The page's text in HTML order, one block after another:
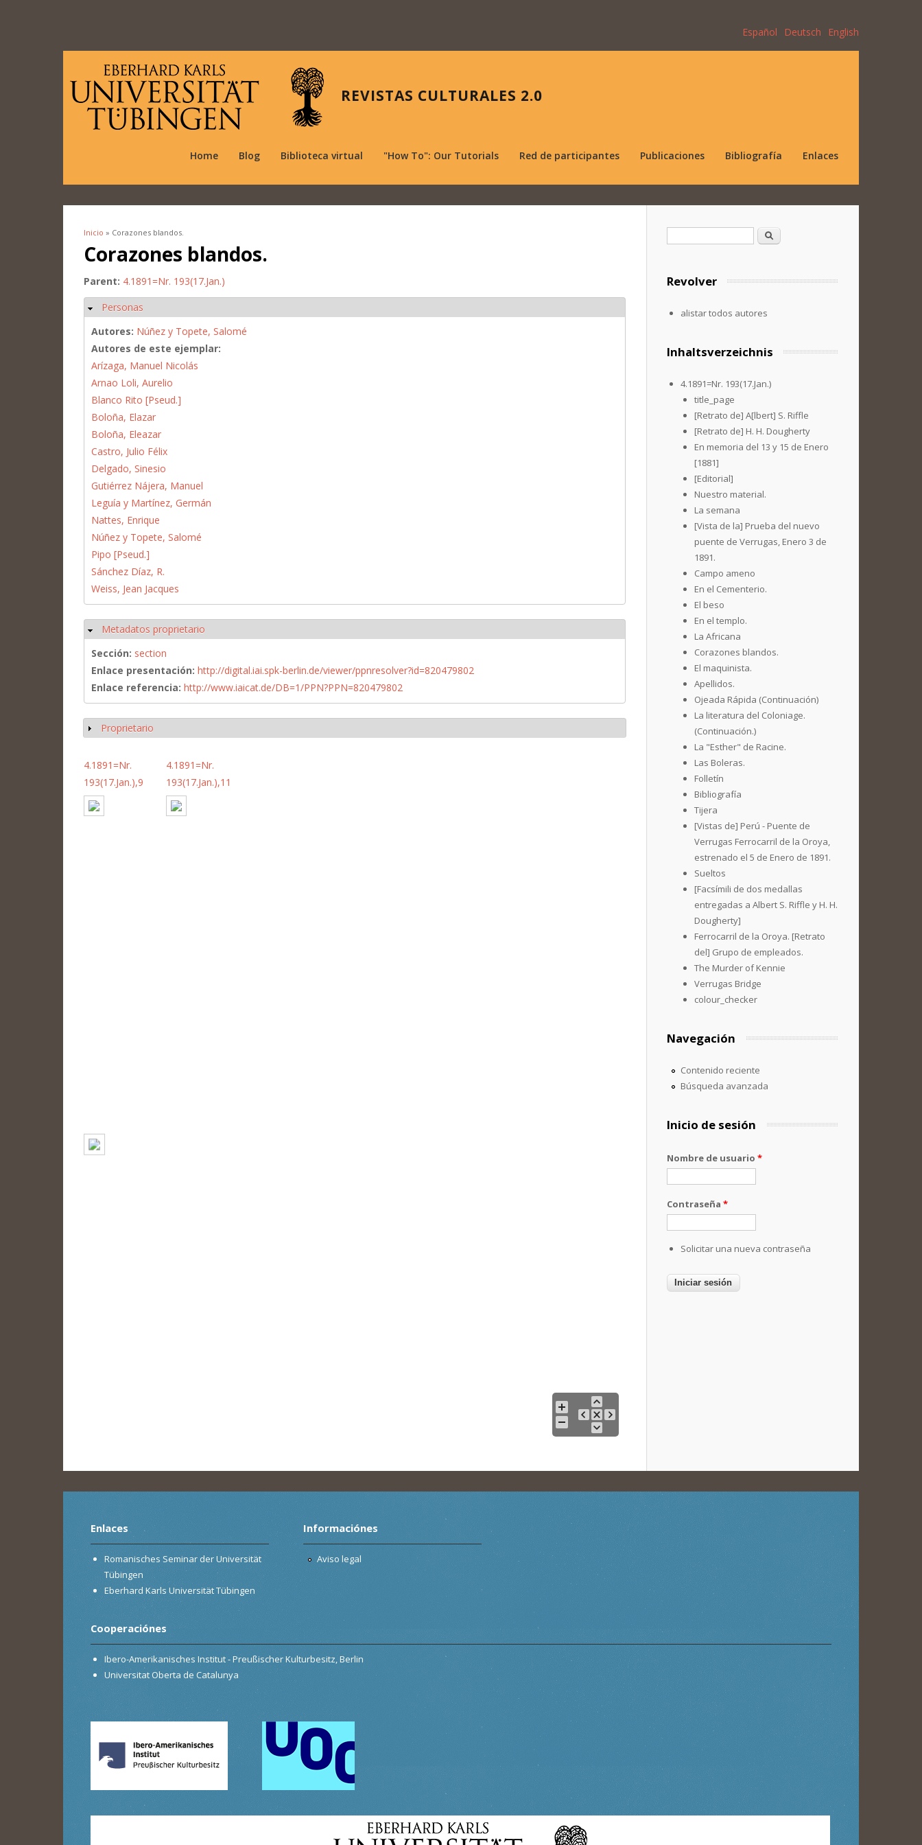
Español Deutsch English
REVISTAS CULTURALES 2.0
Home Blog Biblioteca virtual "How To": Our Tutorials Red de participantes Publicaciones Bibliografía Enlaces
Se encuentra usted aquí
Inicio » Corazones blandos.
Corazones blandos.
Parent: 4.1891=Nr. 193(17.Jan.)
Ocultar
Personas
Autores: Núñez y Topete, Salomé
Autores de este ejemplar:
Arízaga, Manuel Nicolás
Arnao Loli, Aurelio
Blanco Rito [Pseud.]
Boloña, Elazar
Boloña, Eleazar
Castro, Julio Félix
Delgado, Sinesio
Gutiérrez Nájera, Manuel
Leguía y Martínez, Germán
Nattes, Enrique
Núñez y Topete, Salomé
Pipo [Pseud.]
Sánchez Díaz, R.
Weiss, Jean Jacques
Ocultar
Metadatos proprietario
Sección: section
Enlace presentación: http://digital.iai.spk-berlin.de/viewer/ppnresolver?id=820479802
Enlace referencia: http://www.iaicat.de/DB=1/PPN?PPN=820479802
Mostrar
Proprietario
4.1891=Nr.
193(17.Jan.),9
4.1891=Nr.
193(17.Jan.),11
Formulario de búsqueda
Buscar
Revolver
alistar todos autores
Inhaltsverzeichnis
4.1891=Nr. 193(17.Jan.)
title_page
[Retrato de] A[lbert] S. Riffle
[Retrato de] H. H. Dougherty
En memoria del 13 y 15 de Enero
[1881]
[Editorial]
Nuestro material.
La semana
[Vista de la] Prueba del nuevo
puente de Verrugas, Enero 3 de
1891.
Campo ameno
En el Cementerio.
El beso
En el templo.
La Africana
Corazones blandos.
El maquinista.
Apellidos.
Ojeada Rápida (Continuación)
La literatura del Coloniage.
(Continuación.)
La "Esther" de Racine.
Las Boleras.
Folletín
Bibliografía
Tijera
[Vistas de] Perú - Puente de
Verrugas Ferrocarril de la Oroya,
estrenado el 5 de Enero de 1891.
Sueltos
[Facsímili de dos medallas
entregadas a Albert S. Riffle y H. H.
Dougherty]
Ferrocarril de la Oroya. [Retrato
del] Grupo de empleados.
The Murder of Kennie
Verrugas Bridge
colour_checker
Navegación
Contenido reciente
Búsqueda avanzada
Inicio de sesión
Nombre de usuario *
Contraseña *
Solicitar una nueva contraseña
Enlaces
Romanisches Seminar der Universität
Tübingen
Eberhard Karls Universität Tübingen
Informaciónes
Aviso legal
Cooperaciónes
Ibero-Amerikanisches Institut - Preußischer Kulturbesitz, Berlin
Universitat Oberta de Catalunya